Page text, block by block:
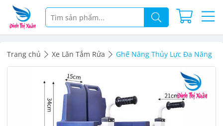
Trang chủ Xe Lăn Tắm Rửa Ghế Nâng Thủy Lực Đa Năng